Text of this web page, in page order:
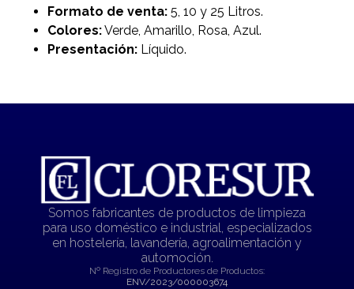
Formato de venta: 5, 10 y 25 Litros.
Colores:Verde, Amarillo, Rosa, Azul.
Presentación: Líquido.
Somos fabricantes de productos de limpieza
para uso doméstico e industrial, especializados
en hostelería, lavandería, agroalimentación y
automoción.
Nº Registro de Productores de Productos:
ENV/2023/000003674